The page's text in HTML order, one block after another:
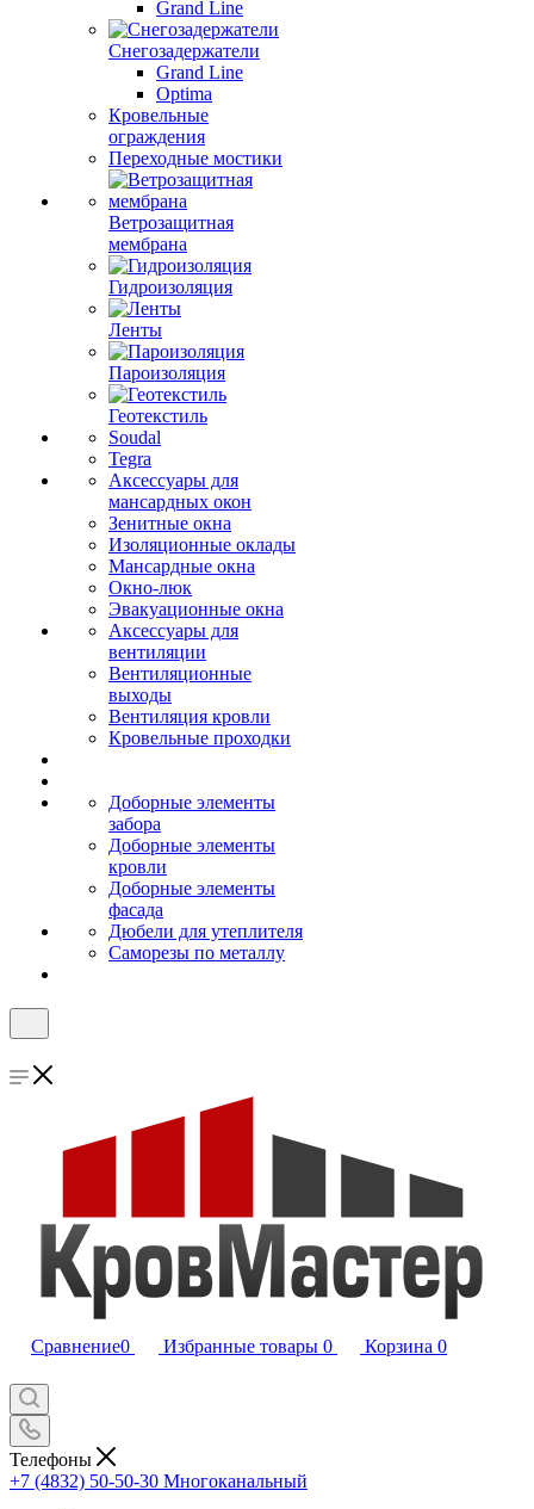
Grand Line
Снегозадержатели
Grand Line
Optima
Кровельные
ограждения
Переходные мостики
Ветрозащитная
мембрана
Гидроизоляция
Ленты
Пароизоляция
Геотекстиль
Soudal
Tegra
Аксессуары для
мансардных окон
Зенитные окна
Изоляционные оклады
Мансардные окна
Окно-люк
Эвакуационные окна
Аксессуары для
вентиляции
Вентиляционные
выходы
Вентиляция кровли
Кровельные проходки
Доборные элементы
забора
Доборные элементы
кровли
Доборные элементы
фасада
Дюбели для утеплителя
Саморезы по металлу
Сравнение0 Избранные товары 0 Корзина 0
Телефоны
+7 (4832) 50-50-30 Многоканальный